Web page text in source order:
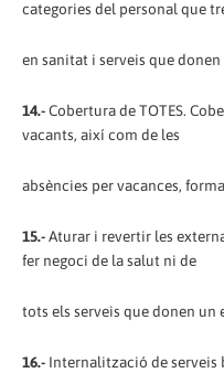
categories del personal que
en sanitat i serveis que
14.-Cobertura de TOTES.
vacants, així com de les
absències per vacances,
15.-Aturar i revertir les
fer negoci de la salut ni de
tots els serveis que donen
16.- Internalització de serveis